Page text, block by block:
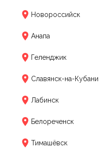
Новороссийск
Анапа
Геленджик
Славянск-на-Кубани
Лабинск
Белореченск
Тимашёвск